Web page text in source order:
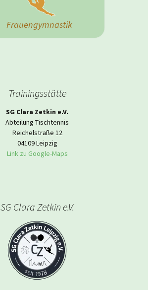
Frauengymnastik
Trainingsstätte
SG Clara Zetkin e.V.
Abteilung Tischtennis
Reichelstraße 12
04109 Leipzig
Link zu Google-Maps
SG Clara Zetkin e.V.